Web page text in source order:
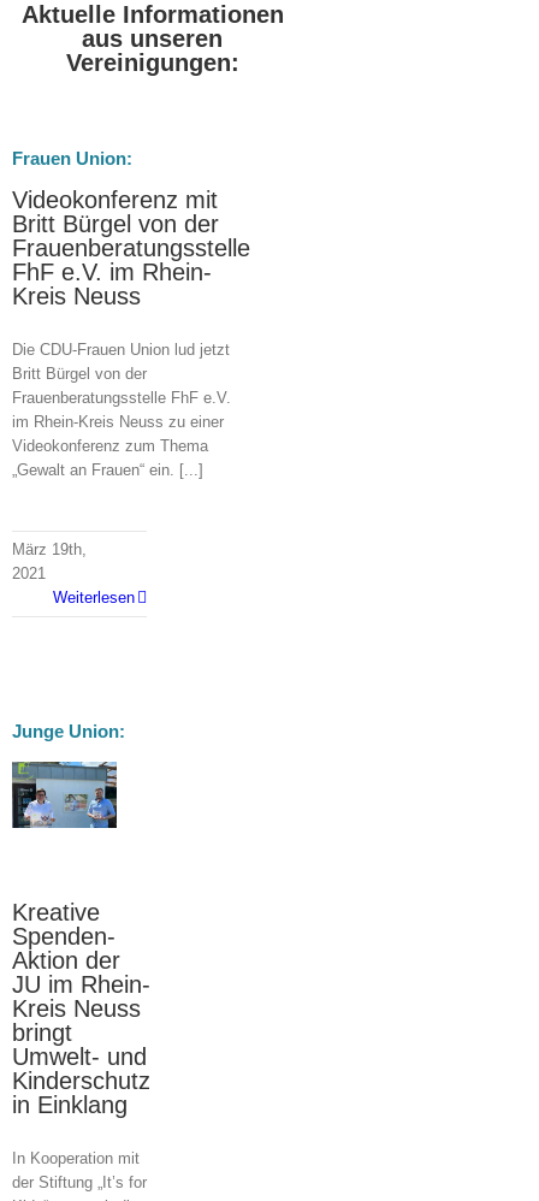
Aktuelle Informationen
aus unseren
Vereinigungen:
Frauen Union:
Videokonferenz mit
Britt Bürgel von der
Frauenberatungsstelle
FhF e.V. im Rhein-
Kreis Neuss
Die CDU-Frauen Union lud jetzt
Britt Bürgel von der
Frauenberatungsstelle FhF e.V.
im Rhein-Kreis Neuss zu einer
Videokonferenz zum Thema
„Gewalt an Frauen“ ein. [...]
März 19th,
2021
Weiterlesen
Junge Union:
Kreative
Spenden-
Aktion der
JU im Rhein-
Kreis Neuss
bringt
Umwelt- und
Kinderschutz
in Einklang
In Kooperation mit
der Stiftung „It’s for